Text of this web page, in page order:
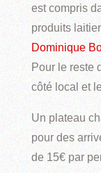
est compris
produits
Dominique
Pour le reste
côté local et
Un plateau
pour des
de 15€ par